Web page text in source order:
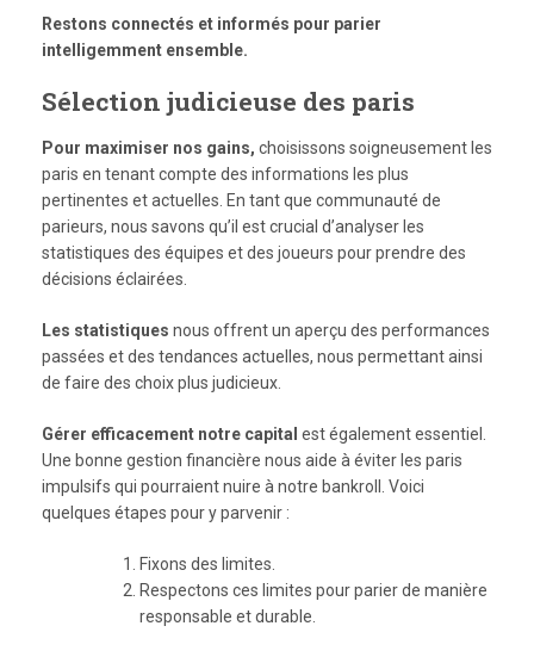
Restons connectés et informés pour parier
intelligemment ensemble.
Sélection judicieuse des paris
Pour maximiser nos gains, choisissons soigneusement les
paris en tenant compte des informations les plus
pertinentes et actuelles. En tant que communauté de
parieurs, nous savons qu’il est crucial d’analyser les
statistiques des équipes et des joueurs pour prendre des
décisions éclairées.
Les statistiques nous offrent un aperçu des performances
passées et des tendances actuelles, nous permettant ainsi
de faire des choix plus judicieux.
Gérer efficacement notre capital est également essentiel.
Une bonne gestion financière nous aide à éviter les paris
impulsifs qui pourraient nuire à notre bankroll. Voici
quelques étapes pour y parvenir :
Fixons des limites.
Respectons ces limites pour parier de manière
responsable et durable.